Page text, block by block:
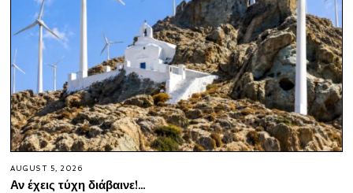
AUGUST 5, 2026
Αν έχεις τύχη διάβαινε!…